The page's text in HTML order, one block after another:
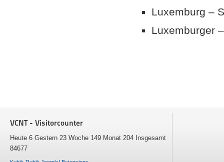
Luxemburg –
Luxemburger
VCNT - Visitorcounter
Heute 6 Gestern 23 Woche 149 Monat 204 Insgesamt
84677